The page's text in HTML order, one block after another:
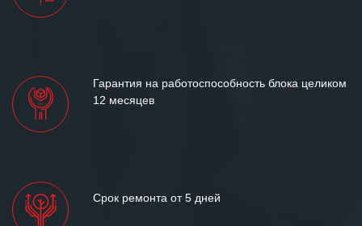
Гарантия на работоспособность блока целиком
12 месяцев
Срок ремонта от 5 дней